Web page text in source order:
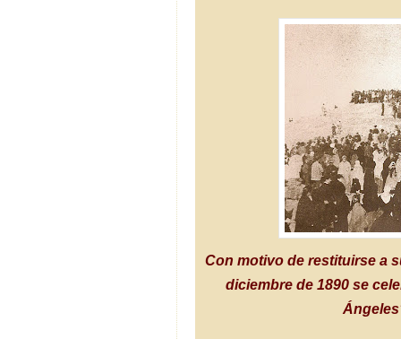
Con motivo de restituirse a
diciembre de 1890 se